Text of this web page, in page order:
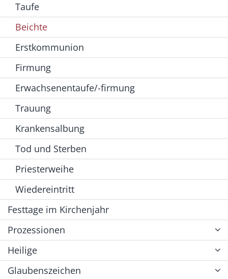
Taufe
Beichte
Erstkommunion
Firmung
Erwachsenentaufe/-firmung
Trauung
Krankensalbung
Tod und Sterben
Priesterweihe
Wiedereintritt
Festtage im Kirchenjahr
Prozessionen
Heilige
Glaubenszeichen